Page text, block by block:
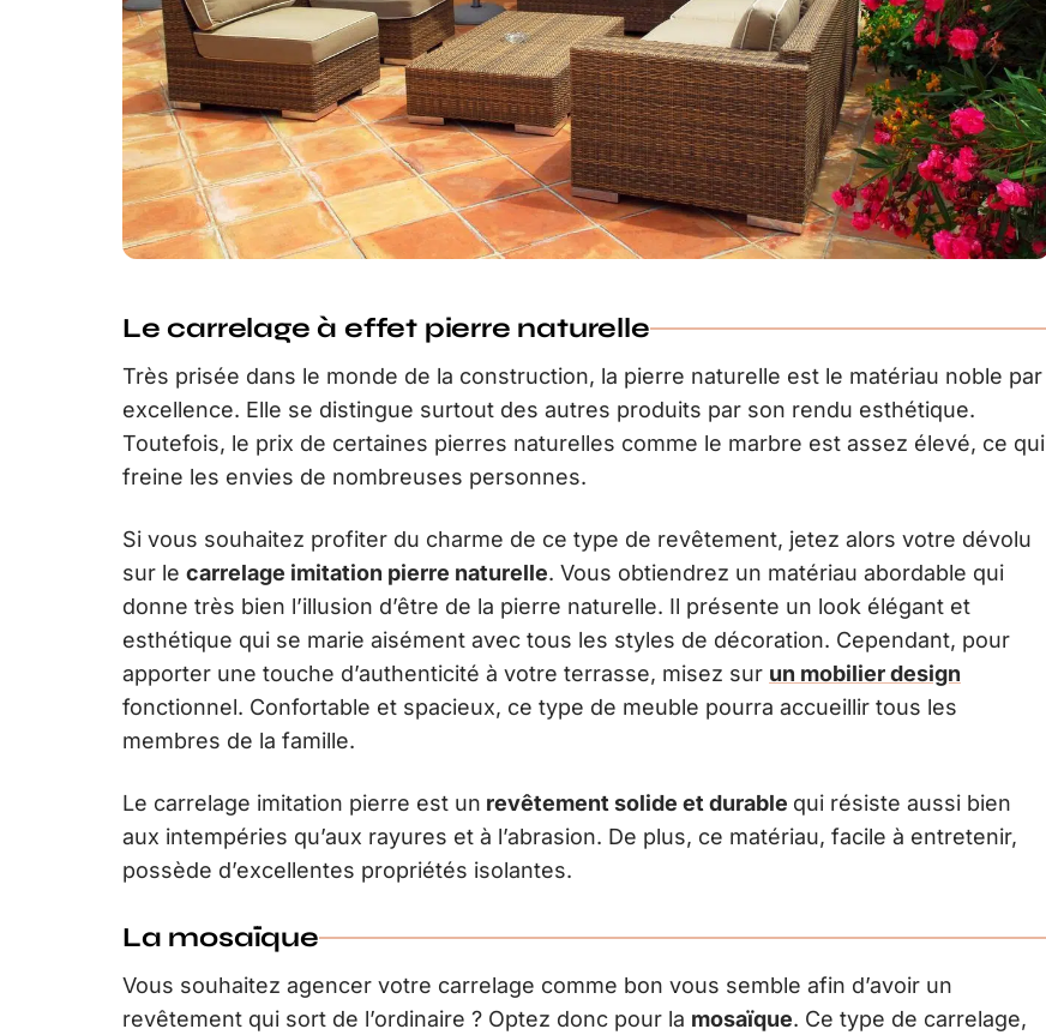
Le carrelage à effet pierre naturelle
Très prisée dans le monde de la construction, la pierre naturelle est le matériau noble par
excellence. Elle se distingue surtout des autres produits par son rendu esthétique.
Toutefois, le prix de certaines pierres naturelles comme le marbre est assez élevé, ce qui
freine les envies de nombreuses personnes.
Si vous souhaitez profiter du charme de ce type de revêtement, jetez alors votre dévolu
sur le carrelage imitation pierre naturelle. Vous obtiendrez un matériau abordable qui
donne très bien l’illusion d’être de la pierre naturelle. Il présente un look élégant et
esthétique qui se marie aisément avec tous les styles de décoration. Cependant, pour
apporter une touche d’authenticité à votre terrasse, misez sur un mobilier design
fonctionnel. Confortable et spacieux, ce type de meuble pourra accueillir tous les
membres de la famille.
Le carrelage imitation pierre est un revêtement solide et durable qui résiste aussi bien
aux intempéries qu’aux rayures et à l’abrasion. De plus, ce matériau, facile à entretenir,
possède d’excellentes propriétés isolantes.
La mosaïque
Vous souhaitez agencer votre carrelage comme bon vous semble afin d’avoir un
revêtement qui sort de l’ordinaire ? Optez donc pour la mosaïque. Ce type de carrelage,